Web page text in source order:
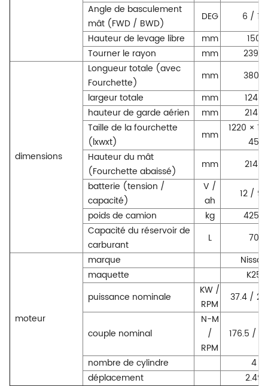
Angle de basculement
mât (FWD / BWD)
DEG
6 / 12
Hauteur de levage libre
mm
150
Tourner le rayon
mm 2395
dimensions
Longueur totale (avec
Fourchette)
mm
3800
largeur totale
mm
1240
hauteur de garde aérien
mm
2145
Taille de la fourchette
(lxwxt)
mm
1220 ×
45
Hauteur du mât
(Fourchette abaissé)
mm
2140
batterie (tension /
capacité)
V /
ah
12 / 90
poids de camion
kg
4250
Capacité du réservoir de
carburant
L 70
moteur
marque
Nissan
maquette
K25
puissance nominale
KW /
RPM
37.4 /
couple nominal
N-M
/
RPM
176.5 /
nombre de cylindre
4
déplacement
2.49